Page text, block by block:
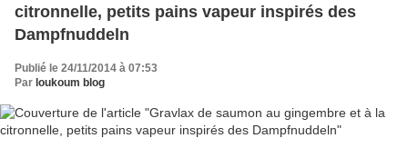
citronnelle, petits pains vapeur inspirés des
Dampfnuddeln
Publié le 24/11/2014 à 07:53
Par loukoum blog